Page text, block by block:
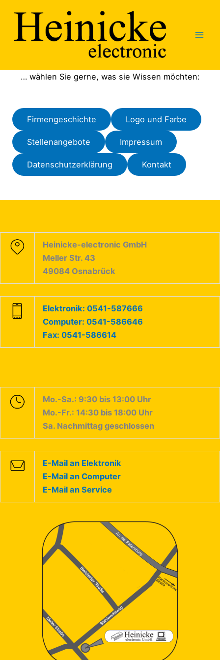
Inhalt
… wählen Sie gerne, was sie Wissen möchten:
Firmengeschichte Logo und Farbe
Stellenangebote Impressum
Datenschutzerklärung Kontakt
Heinicke-electronic GmbH
Meller Str. 43
49084 Osnabrück
Elektronik: 0541-587666
Computer: 0541-586646
Fax: 0541-586614
Mo.-Sa.: 9:30 bis 13:00 Uhr
Mo.-Fr.: 14:30 bis 18:00 Uhr
Sa. Nachmittag geschlossen
E-Mail an Elektronik
E-Mail an Computer
E-Mail an Service